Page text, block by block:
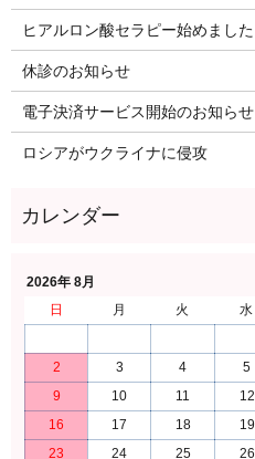
ヒアルロン酸セラピー始めました
休診のお知らせ
電子決済サービス開始のお知らせ
ロシアがウクライナに侵攻
2026年 8月
日
月 火 水
2
3 4 5
9
10 11 12
16
17 18 19
23
24 25 26